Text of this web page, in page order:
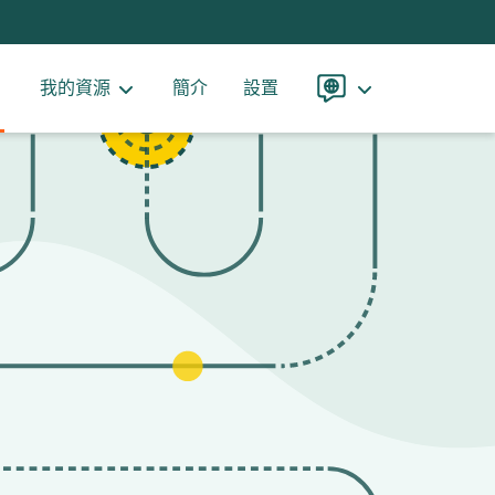
我的資源 簡介 設置
語
言